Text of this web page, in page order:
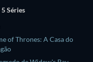
5 Séries
of Thrones: A Casa do